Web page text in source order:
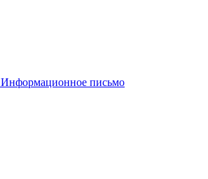
Информационное письмо